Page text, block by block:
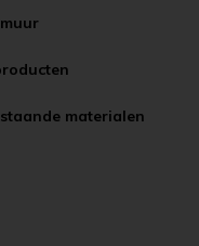
materialen